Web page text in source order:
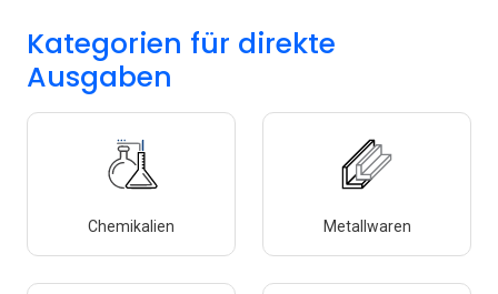
Kategorien für direkte
Ausgaben
Chemikalien Metallwaren